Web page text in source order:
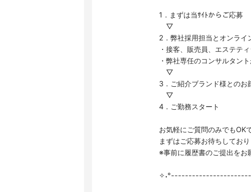
1．まずは当ｻｲﾄからご応募
▽
2．弊社採用担当とオンライ
・接客、販売員、エステテ
・弊社専任のコンサルタン
▽
3．ご紹介ブランド様とのお
▽
4．ご勤務スタート
お気軽にご質問のみでもOK
まずはご応募お待ちしており
※事前に履歴書のご提出をお